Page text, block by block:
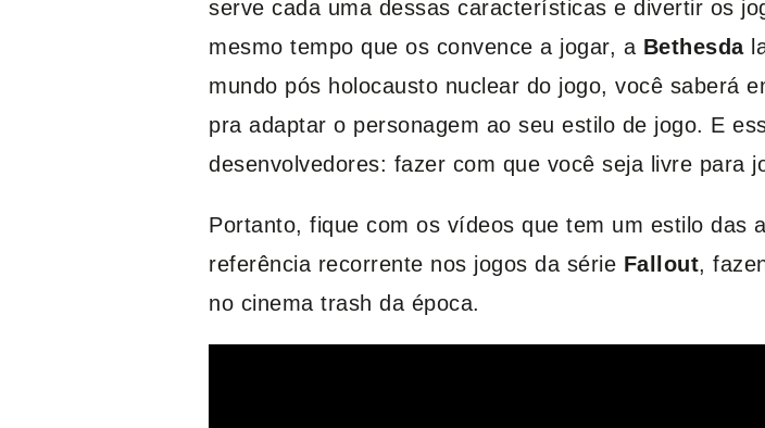
serve cada uma dessas características e divertir os
mesmo tempo que os convence a jogar, a Bethesda
mundo pós holocausto nuclear do jogo, você saberá
pra adaptar o personagem ao seu estilo de jogo. E
desenvolvedores: fazer com que você seja livre para
Portanto, fique com os vídeos que tem um estilo das
referência recorrente nos jogos da série Fallout,
no cinema trash da época.